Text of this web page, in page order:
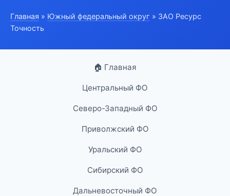
Главная » Южный федеральный округ » ЗАО Ресурс
Точность
🏠 Главная
Центральный ФО
Северо-Западный ФО
Приволжский ФО
Уральский ФО
Сибирский ФО
Дальневосточный ФО